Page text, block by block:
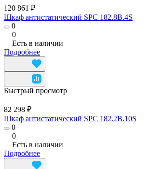
120 861 ₽
Шкаф антистатический SPC 182.8B.4S
0
0
Есть в наличии
Подробнее
Быстрый просмотр
82 298 ₽
Шкаф антистатический SPC 182.2B.10S
0
0
Есть в наличии
Подробнее